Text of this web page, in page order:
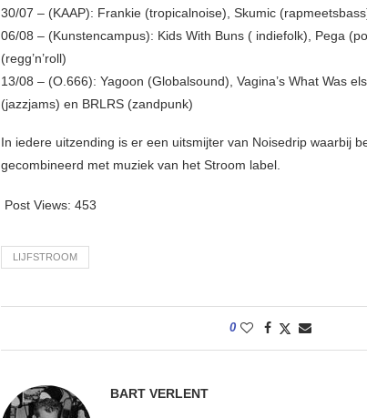
30/07 – (KAAP): Frankie (tropicalnoise), Skumic
06/08 – (Kunstencampus): Kids With Buns ( indiefolk), Pega
(regg’n’roll)
13/08 – (O.666): Yagoon (Globalsound), Vagina’s What Was
(jazzjams) en BRLRS (zandpunk)
In iedere uitzending is er een uitsmijter van Noisedrip waarbij
gecombineerd met muziek van het Stroom label.
Post Views: 453
LIJFSTROOM
0
BART VERLENT